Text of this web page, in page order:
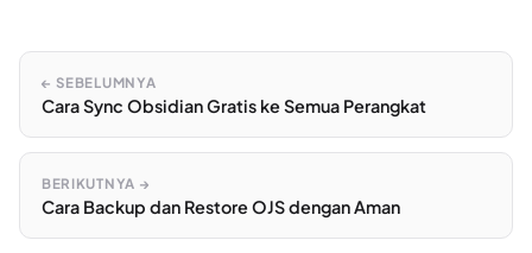
← SEBELUMNYA
Cara Sync Obsidian Gratis ke Semua Perangkat
BERIKUTNYA →
Cara Backup dan Restore OJS dengan Aman